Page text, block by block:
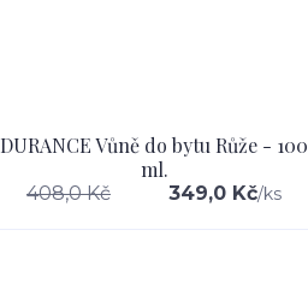
DURANCE Vůně do bytu Růže - 100
ml.
408,0 Kč 349,0 Kč/ks